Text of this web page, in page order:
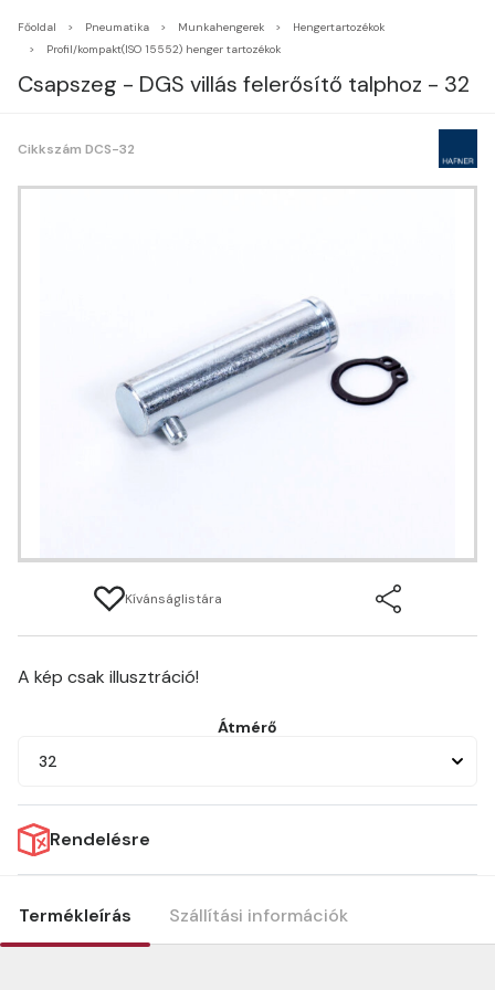
Főoldal Pneumatika Munkahengerek
Hengertartozékok
Profil/kompakt(ISO 15552) henger tartozékok
Csapszeg - DGS villás felerősítő talphoz - 32
Cikkszám DCS-32
Kívánságlistára
A kép csak illusztráció!
Átmérő
32
Rendelésre
Termékleírás Szállítási információk